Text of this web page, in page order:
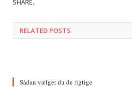
SHARE.
RELATED POSTS
Sådan vælger du de rigtige